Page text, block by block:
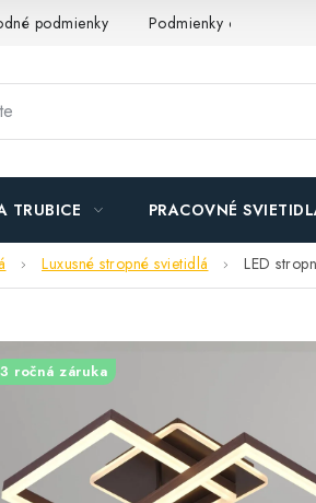
podmienky Podmienky ochrany
TRUBICE PRACOVNÉ
Luxusné stropné svietidlá LED
3 ročná záruka